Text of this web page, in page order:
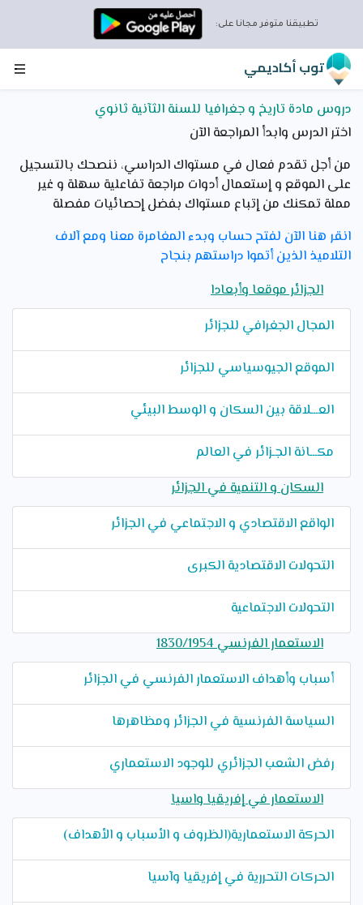
تطبيقنا متوفر مجانا على:
توب أكاديمي
دروس مادة تاريخ و جغرافيا للسنة الثآنية ثانوي
اختر الدرس وابدأ المراجعة الآن
من أجل تقدم فعال في مستواك الدراسي، ننصحك بالتسجيل
على الموقع و إستعمال أدوات مراجعة تفاعلية سهلة و غير
مملة تمكنك من إتباع مستواك بفضل إحصائيات مفصلة
انقر هنا الآن لفتح حساب وبدء المغامرة معنا ومع آلاف
التلاميذ الذين أتموا دراستهم بنجاح
الجزائر موقعا وأبعادا
المجال الجغرافي للجزائر
الموقع الجيوسياسي للجزائر
العـــلاقة بين السكان و الوسط البيئي
مكـــانة الجـزائر في العالم
السكان و التنمية في الجزائر
الواقع الاقتصادي و الاجتماعي في الجزائر
التحولات الاقتصادية الكبرى
التحولات الاجتماعية
الاستعمار الفرنسي 1830/1954
أسباب وأهداف الاستعمار الفرنسي في الجزائر
السياسة الفرنسية في الجزائر ومظاهرها
رفض الشعب الجزائري للوجود الاستعماري
الاستعمار في إفريقيا واسيا
الحركة الاستعمارية(الظروف و الأسباب و الأهداف)
الحركات التحررية في إفريقيا وآسيا